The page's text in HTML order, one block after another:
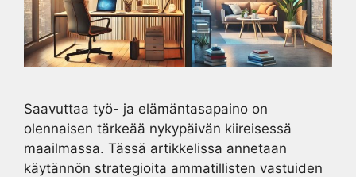
Saavuttaa työ- ja elämäntasapaino on
olennaisen tärkeää nykypäivän kiireisessä
maailmassa. Tässä artikkelissa annetaan
käytännön strategioita ammatillisten vastuiden